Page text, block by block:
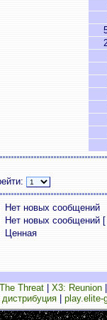
Нет новых сообщений
Нет новых сообщений
Ценная
Threat| X3: Reunion|
| play.elite-